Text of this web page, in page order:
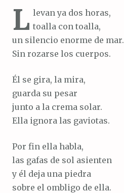
L levan ya dos horas,
toalla con toalla,
un silencio enorme de mar.
Sin rozarse los cuerpos.
Él se gira, la mira,
guarda su pesar
junto a la crema solar.
Ella ignora las gaviotas.
Por fin ella habla,
las gafas de sol asienten
y él deja una piedra
sobre el ombligo de ella.